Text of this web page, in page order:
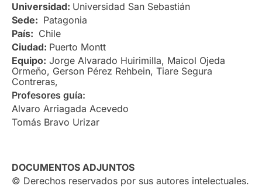
Universidad: Universidad San Sebastián
Sede: Patagonia
País: Chile
Ciudad: Puerto Montt
Equipo: Jorge Alvarado Huirimilla, Maicol Ojeda
Ormeño, Gerson Pérez Rehbein, Tiare Segura
Contreras,
Profesores guía:
Alvaro Arriagada Acevedo
Tomás Bravo Urizar
DOCUMENTOS ADJUNTOS
© Derechos reservados por sus autores intelectuales.